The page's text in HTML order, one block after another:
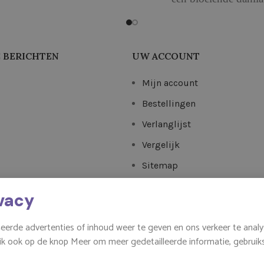
BERICHTEN UW ACCOUNT
Mijn account
Bestellingen
Verlanglijst
Vergelijk
Sitemap
advertenties of inhoud weer te geven en ons verkeer te
op de knop Meer om meer gedetailleerde informatie,